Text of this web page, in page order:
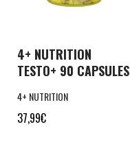
4+ NUTRITION
TESTO+ 90 CAPSULES
4+ NUTRITION
37,99€